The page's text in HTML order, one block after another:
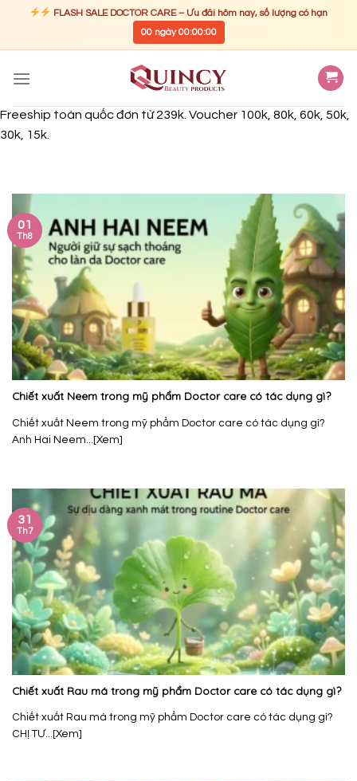
FLASH SALE DOCTOR CARE – Ưu đãi hôm nay, số lượng có hạn
00ngày00:00:00
Freeship toàn quốc đơn từ 239k. Voucher 100k, 80k, 60k, 50k,
30k, 15k.
Chiết xuất Neem trong mỹ phẩm Doctor care có tác dụng gì?
Chiết xuất Neem trong mỹ phẩm Doctor care có tác dụng gì?
Anh Hai Neem...[Xem]
01
Th8
Chiết xuất Rau má trong mỹ phẩm Doctor care có tác dụng gì?
Chiết xuất Rau má trong mỹ phẩm Doctor care có tác dụng gì?
CHỊ TƯ...[Xem]
31
Th7